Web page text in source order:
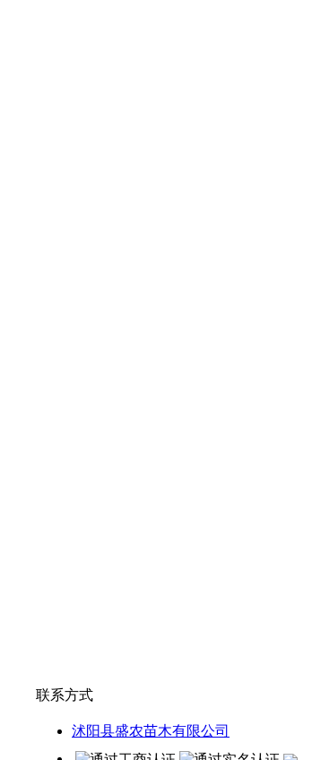
联系方式
沭阳县盛农苗木有限公司